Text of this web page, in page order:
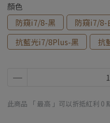
顏色
防窺i7/8-黑
防窺i7/8-
抗藍光i7/8Plus-黑
抗
此商品 「 最高 」可以折抵紅利 0